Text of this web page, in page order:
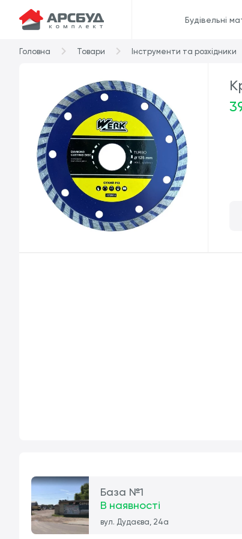
Будівельні
Головна Товари Інструменти та розхідники
База №1
В наявності
вул. Дудаєва, 24а